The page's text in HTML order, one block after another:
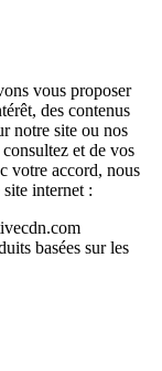
vous proposer
des contenus
notre site ou nos
et de vos
votre accord, nous
internet :
basées sur les